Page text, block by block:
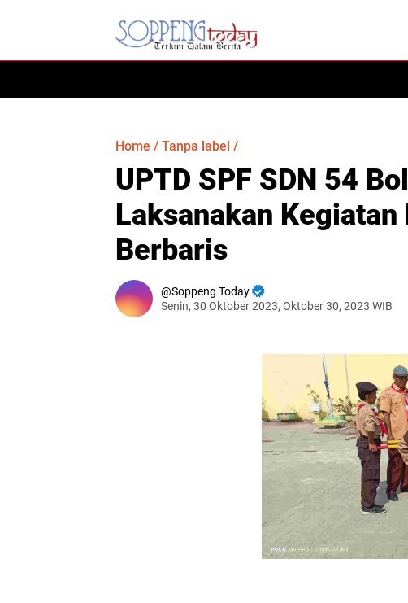
Home / Tanpa label /
UPTD SPF SDN 54
Laksanakan
Berbaris
Soppeng Today
Senin, 30 Oktober 2023, Oktober 30, 2023 WIB